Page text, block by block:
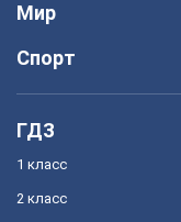
Мир
Спорт
ГДЗ
1 класс
2 класс